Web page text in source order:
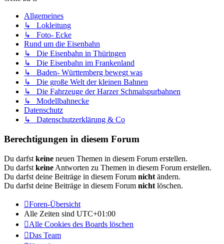
Allgemeines
↳ Lokleitung
↳ Foto- Ecke
Rund um die Eisenbahn
↳ Die Eisenbahn in Thüringen
↳ Die Eisenbahn im Frankenland
↳ Baden- Württemberg bewegt was
↳ Die große Welt der kleinen Bahnen
↳ Die Fahrzeuge der Harzer Schmalspurbahnen
↳ Modellbahnecke
Datenschutz
↳ Datenschutzerklärung & Co
Berechtigungen in diesem Forum
Du darfst keine neuen Themen in diesem Forum erstellen.
Du darfst keine Antworten zu Themen in diesem Forum erstellen.
Du darfst deine Beiträge in diesem Forum nicht ändern.
Du darfst deine Beiträge in diesem Forum nicht löschen.
Foren-Übersicht
Alle Zeiten sind UTC+01:00
Alle Cookies des Boards löschen
Das Team